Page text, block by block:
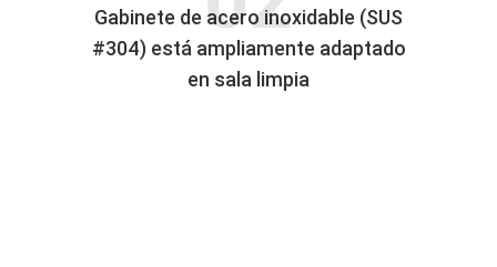
Gabinete de acero inoxidable (SUS
#304) está ampliamente adaptado
en sala limpia